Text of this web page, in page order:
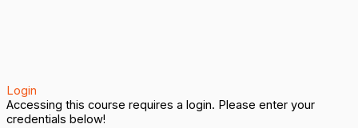
Login
Accessing this course requires a login. Please enter your
credentials below!